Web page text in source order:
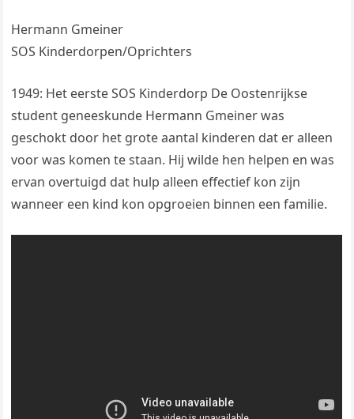
Hermann Gmeiner
SOS Kinderdorpen/Oprichters
1949: Het eerste SOS Kinderdorp De Oostenrijkse
student geneeskunde Hermann Gmeiner was
geschokt door het grote aantal kinderen dat er alleen
voor was komen te staan. Hij wilde hen helpen en was
ervan overtuigd dat hulp alleen effectief kon zijn
wanneer een kind kon opgroeien binnen een familie.